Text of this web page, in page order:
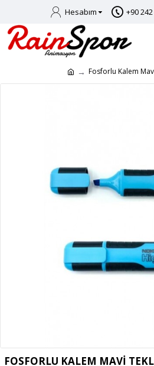
Hesabım +90
Fosforlu Kalem
FOSFORLU KALEM MAVI